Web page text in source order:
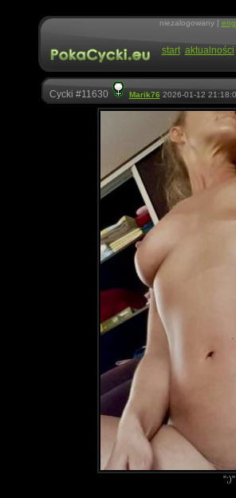
niezalogowany |
start aktualności
Cycki #11630 Marik76 2026-01-12
";)"